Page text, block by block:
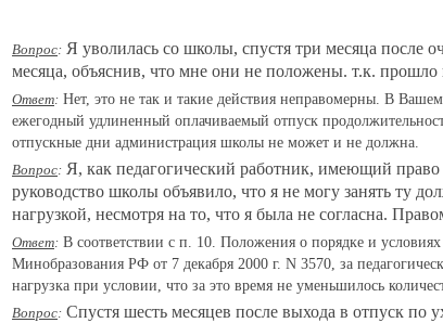
Вопрос: Я уволилась со школы, спустя три месяца после
месяца, объяснив, что мне они не положены. т.к.
Ответ: Нет, это не так и такие действия неправомерны. В
ежегодный удлиненный оплачиваемый отпуск
отпускные дни администрация школы не может и не должна.
Вопрос: Я, как педагогический работник, имеющий право
руководство школы объявило, что я не могу занять ту
нагрузкой, несмотря на то, что я была не согласна.
Ответ: В соответствии с п. 10. Положения о порядке и
Минобразования РФ от 7 декабря 2000 г. N 3570, за
нагрузка при условии, что за это время не уменьшилось
Вопрос: Спустя шесть месяцев после выхода в отпуск по